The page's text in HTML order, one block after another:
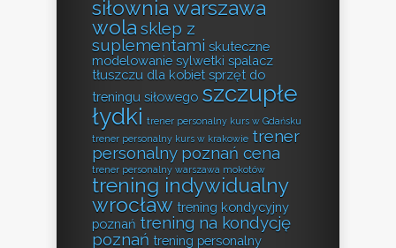
siłownia warszawa
wola sklep z
suplementami skuteczne
modelowanie sylwetki spalacz
tłuszczu dla kobiet sprzęt do
treningu siłowego szczupłe
łydki trener personalny kurs w Gdańsku
trener personalny kurs w krakowie trener
personalny poznań cena
trener personalny warszawa mokotów
trening indywidualny
wrocław trening kondycyjny
poznań trening na kondycję
poznań trening personalny